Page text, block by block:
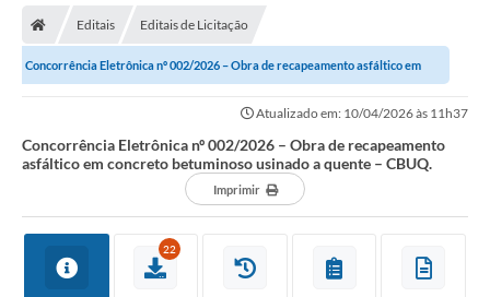
Atos Municipais
Editais Editais de Licitação
Concorrência Eletrônica nº 002/2026 – Obra de recapeamento asfáltico em
Atualizado em: 10/04/2026 às 11h37
Concorrência Eletrônica nº 002/2026 – Obra de recapeamento
asfáltico em concreto betuminoso usinado a quente – CBUQ.
Imprimir
22